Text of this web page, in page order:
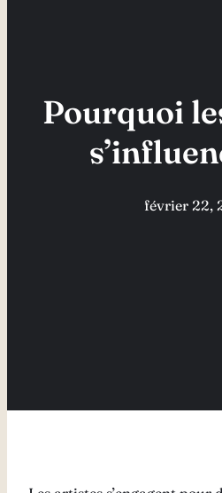
Pourquoi
février 22,